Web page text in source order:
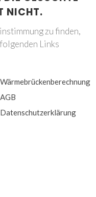
NICHT.
zu finden,
Links
Wärmebrückenberechnung
AGB
Datenschutzerklärung